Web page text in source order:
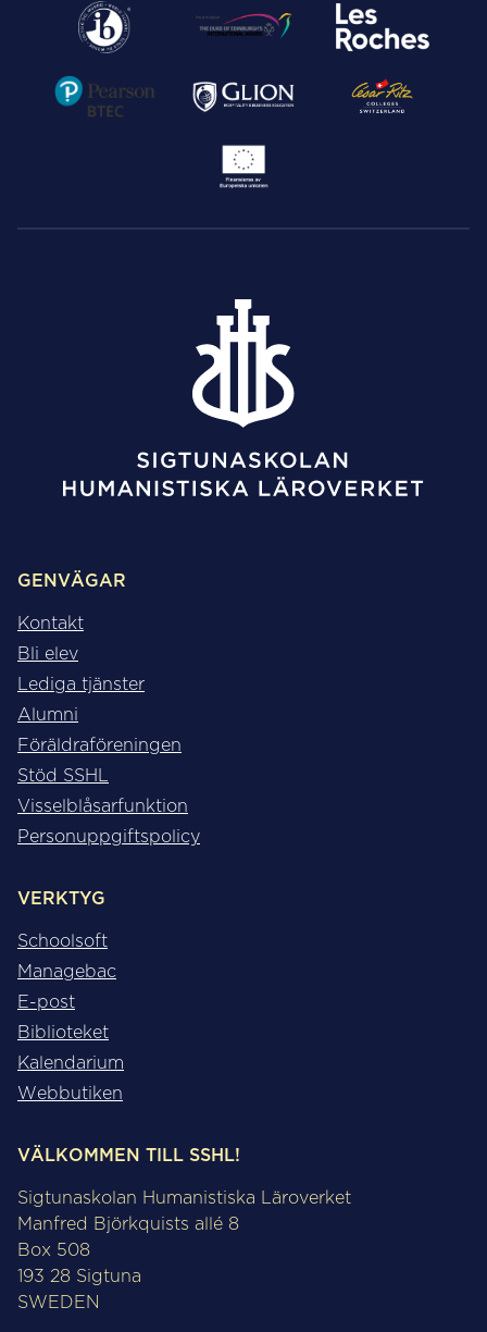
GENVÄGAR
Kontakt
Bli elev
Lediga tjänster
Alumni
Föräldraföreningen
Stöd SSHL
Visselblåsarfunktion
Personuppgiftspolicy
VERKTYG
Schoolsoft
Managebac
E-post
Biblioteket
Kalendarium
Webbutiken
VÄLKOMMEN TILL SSHL!
Sigtunaskolan Humanistiska Läroverket
Manfred Björkquists allé 8
Box 508
193 28 Sigtuna
SWEDEN